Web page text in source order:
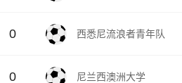
0 西悉尼流浪者青年队
0 尼兰西澳洲大学